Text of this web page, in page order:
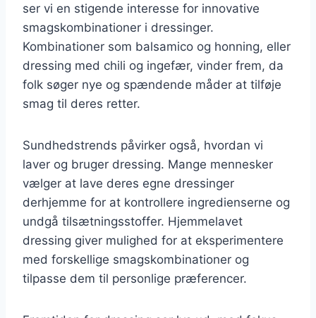
ser vi en stigende interesse for innovative
smagskombinationer i dressinger.
Kombinationer som balsamico og honning, eller
dressing med chili og ingefær, vinder frem, da
folk søger nye og spændende måder at tilføje
smag til deres retter.
Sundhedstrends påvirker også, hvordan vi
laver og bruger dressing. Mange mennesker
vælger at lave deres egne dressinger
derhjemme for at kontrollere ingredienserne og
undgå tilsætningsstoffer. Hjemmelavet
dressing giver mulighed for at eksperimentere
med forskellige smagskombinationer og
tilpasse dem til personlige præferencer.